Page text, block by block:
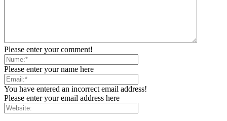
Please enter your comment!
Please enter your name here
You have entered an incorrect email address!
Please enter your email address here